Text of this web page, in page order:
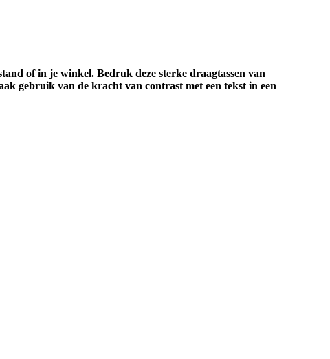
of in je winkel. Bedruk deze sterke draagtassen van
gebruik van de kracht van contrast met een tekst in een